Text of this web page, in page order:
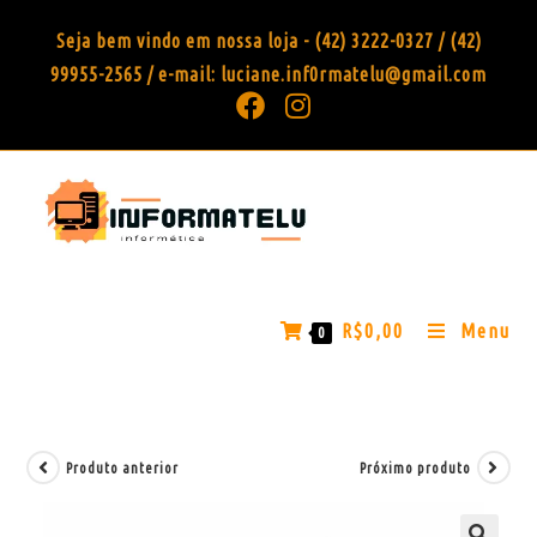
Seja bem vindo em nossa loja - (42) 3222-0327 / (42)
99955-2565 / e-mail: luciane.inf0rmatelu@gmail.com
0 R$0,00 Menu
Produto anterior Próximo produto